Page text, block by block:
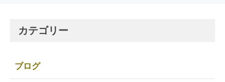
カテゴリー
ブログ